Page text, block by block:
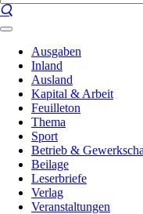
Ausgaben
Inland
Ausland
Kapital & Arbeit
Feuilleton
Thema
Sport
Betrieb &
Beilage
Leserbriefe
Verlag
Veranstaltungen